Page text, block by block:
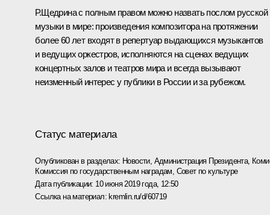
Р.Щедрина с полным правом можно назвать послом русской
музыки в мире: произведения композитора на протяжении
более 60 лет входят в репертуар выдающихся музыкантов
и ведущих оркестров, исполняются на сценах ведущих
концертных залов и театров мира и всегда вызывают
неизменный интерес у публики в России и за рубежом.
Статус материала
Опубликован в разделах: Новости, Администрация Президента,
Комиссия по государственным наградам Совет по культуре
Дата публикации: 10 июня 2019 года, 12:50
Ссылка на материал: kremlin.ru/d/60719